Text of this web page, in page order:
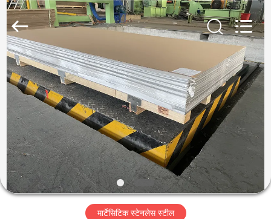
घर
उत्पादों
वीडियो
हमारे
बारे
Guanglu
Special
Co.,
Ltd.
Rights
Reserved.
मार्टेंसिटिक स्टेनलेस स्टील